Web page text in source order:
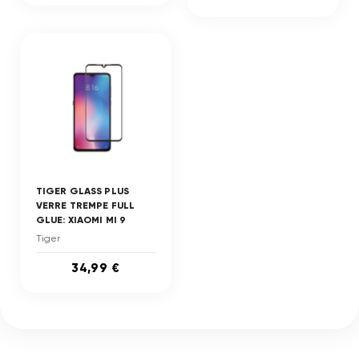
TIGER GLASS PLUS
VERRE TREMPE FULL
GLUE: XIAOMI MI 9
Tiger
34,99 €